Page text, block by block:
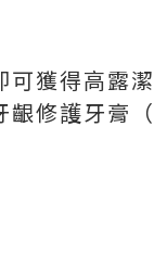
可獲得高露
齦修護牙膏（